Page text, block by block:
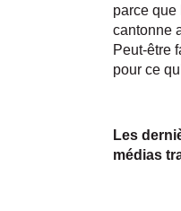
parce que
cantonne
Peut-être
pour ce
Les
médias